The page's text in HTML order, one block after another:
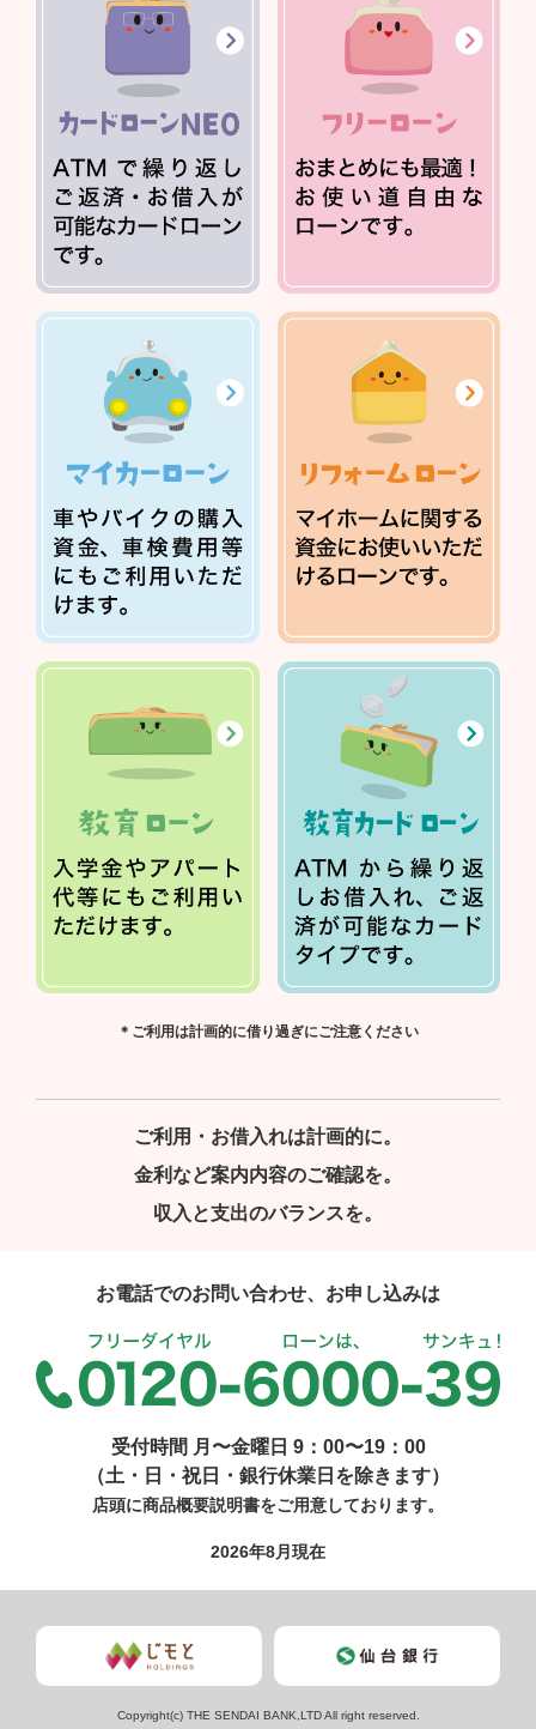
＊ご利用は計画的に借り過ぎにご注意ください
ご利用・お借入れは計画的に。
金利など案内内容のご確認を。
収入と支出のバランスを。
お電話でのお問い合わせ、お申し込みは
受付時間 月〜金曜日 9：00〜19：00
（土・日・祝日・銀行休業日を除きます）
店頭に商品概要説明書をご用意しております。
2026年8月現在
Copyright(c) THE SENDAI BANK,LTD All right reserved.